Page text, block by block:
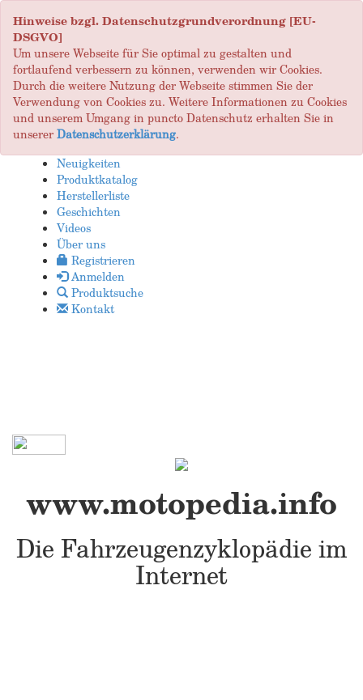
Hinweise bzgl. Datenschutzgrundverordnung [EU-
DSGVO]
Um unsere Webseite für Sie optimal zu gestalten und
fortlaufend verbessern zu können, verwenden wir Cookies.
Durch die weitere Nutzung der Webseite stimmen Sie der
Verwendung von Cookies zu. Weitere Informationen zu Cookies
und unserem Umgang in puncto Datenschutz erhalten Sie in
unsererDatenschutzerklärung.
Neuigkeiten
Produktkatalog
Herstellerliste
Geschichten
Videos
Über uns
Registrieren
Anmelden
Produktsuche
Kontakt
www.motopedia.info
Die Fahrzeugenzyklopädie im
Internet